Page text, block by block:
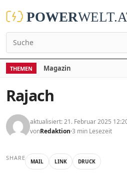
THEMEN Magazin
Rajach
aktualisiert: 21. Februar 2025
vonRedaktion 3 min Lesezeit
SHARE MAIL LINK DRUCK